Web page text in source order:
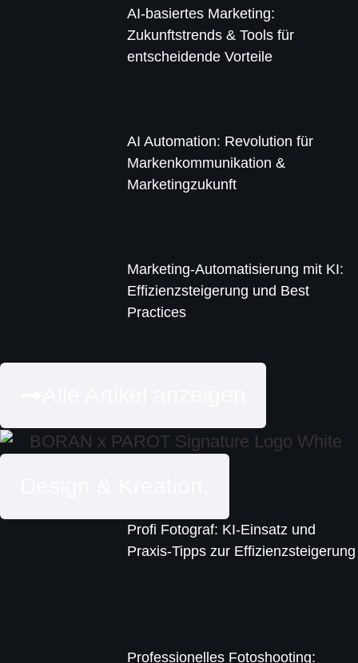
AI-basiertes Marketing:
Zukunftstrends & Tools für
entscheidende Vorteile
AI Automation: Revolution für
Markenkommunikation &
Marketingzukunft
Marketing-Automatisierung mit KI:
Effizienzsteigerung und Best
Practices
Profi Fotograf: KI-Einsatz und
Praxis-Tipps zur Effizienzsteigerung
Professionelles Fotoshooting: